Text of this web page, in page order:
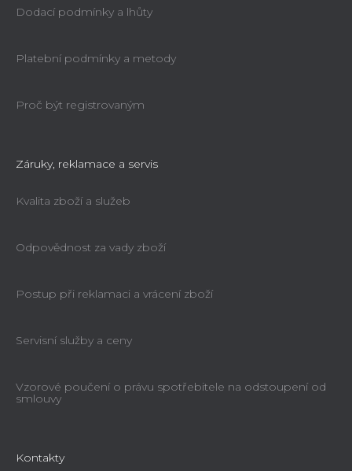
Dodací podmínky a lhůty
Platební podmínky a metody
Proč být registrovaným
Záruky, reklamace a servis
Kvalita zboží a služeb
Odpovědnost za vady zboží
Postup při reklamaci a vrácení zboží
Servisní služby a ceny
Vzorové poučení o právu spotřebitele na odstoupení od
smlouvy
Kontakty